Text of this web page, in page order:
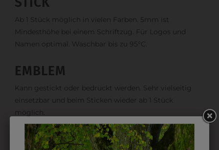
Ab 1 Stück möglich in vielen Farben. 5mm ist
Mindesthöhe bei einem Schriftzug. Für Logos und
Namen optimal. Waschbar bis zu 95°C.
EMBLEM
Kann gestickt oder bedruckt werden. Sehr vielseitig
einsetzbar und beim Sticken wieder ab 1 Stück
möglich.
DRUCK